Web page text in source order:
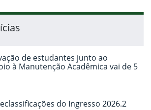
de estudantes junto ao
à Manutenção Acadêmica vai de 5
do Ingresso 2026.2